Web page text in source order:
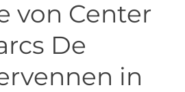
von Center
De
in